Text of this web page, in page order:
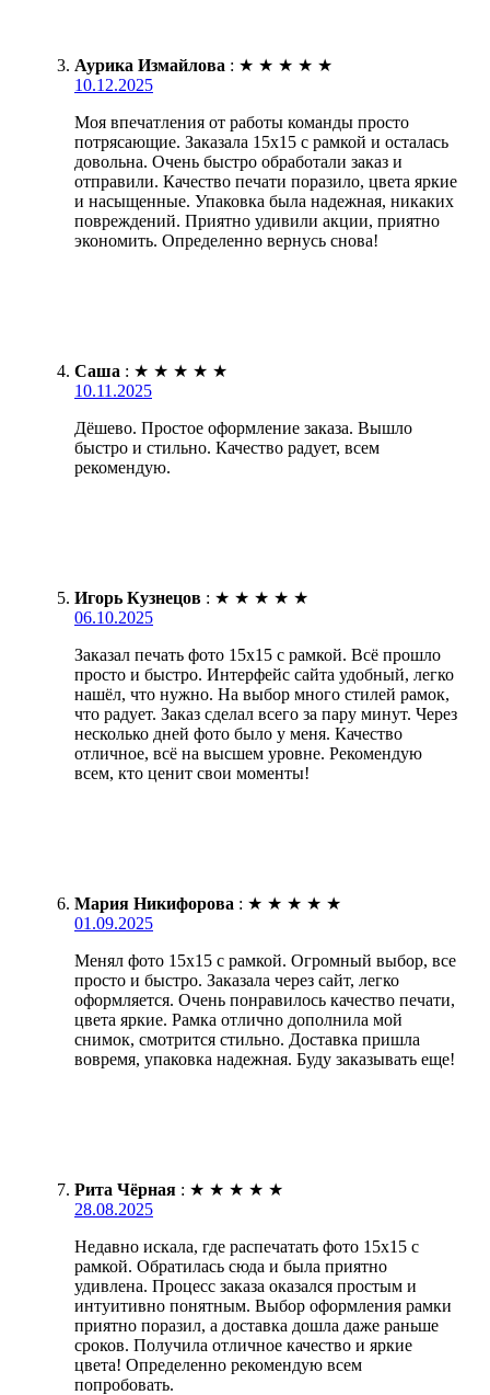
Аурика Измайлова : ★ ★ ★ ★ ★
10.12.2025
Моя впечатления от работы команды просто
потрясающие. Заказала 15х15 с рамкой и осталась
довольна. Очень быстро обработали заказ и
отправили. Качество печати поразило, цвета яркие
и насыщенные. Упаковка была надежная, никаких
повреждений. Приятно удивили акции, приятно
экономить. Определенно вернусь снова!
Саша : ★ ★ ★ ★ ★
10.11.2025
Дёшево. Простое оформление заказа. Вышло
быстро и стильно. Качество радует, всем
рекомендую.
Игорь Кузнецов : ★ ★ ★ ★ ★
06.10.2025
Заказал печать фото 15х15 с рамкой. Всё прошло
просто и быстро. Интерфейс сайта удобный, легко
нашёл, что нужно. На выбор много стилей рамок,
что радует. Заказ сделал всего за пару минут. Через
несколько дней фото было у меня. Качество
отличное, всё на высшем уровне. Рекомендую
всем, кто ценит свои моменты!
Мария Никифорова : ★ ★ ★ ★ ★
01.09.2025
Менял фото 15х15 с рамкой. Огромный выбор, все
просто и быстро. Заказала через сайт, легко
оформляется. Очень понравилось качество печати,
цвета яркие. Рамка отлично дополнила мой
снимок, смотрится стильно. Доставка пришла
вовремя, упаковка надежная. Буду заказывать еще!
Рита Чёрная : ★ ★ ★ ★ ★
28.08.2025
Недавно искала, где распечатать фото 15х15 с
рамкой. Обратилась сюда и была приятно
удивлена. Процесс заказа оказался простым и
интуитивно понятным. Выбор оформления рамки
приятно поразил, а доставка дошла даже раньше
сроков. Получила отличное качество и яркие
цвета! Определенно рекомендую всем
попробовать.